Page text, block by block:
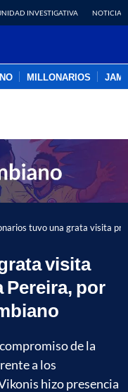
INVESTIGATIVA NOTICIAS
MILLONARIOS
tuvo una grata visita
visita
Pereira, por
de la
a los
hizo presencia